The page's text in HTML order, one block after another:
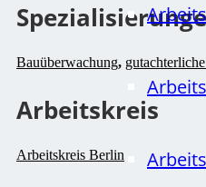
Bauüberwachung,
Arbeitskreis
Arbeitskreis Berlin